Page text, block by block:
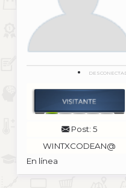
Post: 5
WINTXCODEAN@
En línea